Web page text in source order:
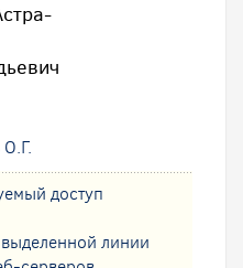
доступ
линии